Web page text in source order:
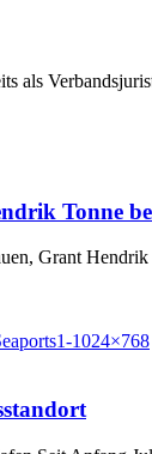
als
Tonne
Grant